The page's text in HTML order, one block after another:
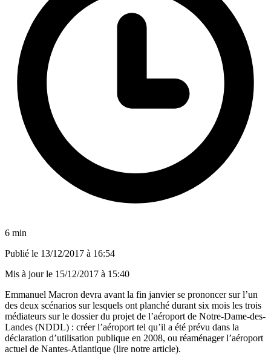
6 min
Publié le 13/12/2017 à 16:54
Mis à jour le 15/12/2017 à 15:40
Emmanuel Macron devra avant la fin janvier se prononcer sur l’un
des deux scénarios sur lesquels ont planché durant six mois les trois
médiateurs sur le dossier du projet de l’aéroport de Notre-Dame-des-
Landes (NDDL) : créer l’aéroport tel qu’il a été prévu dans la
déclaration d’utilisation publique en 2008, ou réaménager l’aéroport
actuel de Nantes-Atlantique (lire notre article).